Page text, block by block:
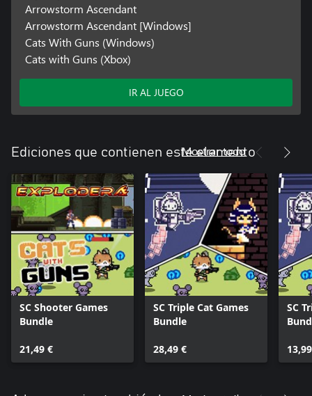
Arrowstorm Ascendant
Arrowstorm Ascendant [Windows]
Cats With Guns (Windows)
Cats with Guns (Xbox)
IR AL JUEGO
Ediciones que contienen este elemento
Mostrar todo
SC Shooter Games
Bundle
21,49 €
SC Triple Cat Games
Bundle
28,49 €
SC